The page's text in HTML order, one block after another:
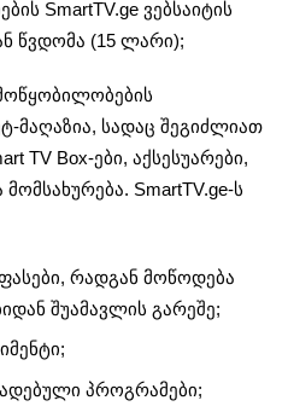
SmartTV.ge ვებსაიტის
წვდომა (15 ლარი);
მაღაზია, სადაც შეგიძლიათ
TV Box-ები, აქსესუარები,
SmartTV.ge-ს
რადგან მოწოდება
შუამავლის გარეშე;
პროგრამები;